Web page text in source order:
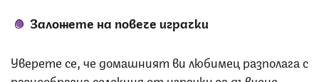
Заложете на повече играчки
Уверете се, че домашният ви любимец разполага с